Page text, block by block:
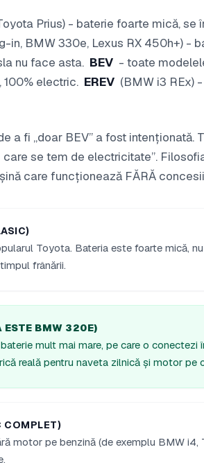
Prius) - baterie foarte mică, se
in, BMW 330e, Lexus RX 450h+) -
nu face asta. BEV - toate
100% electric. EREV (BMW i3 REx)
a fi „doar BEV” a fost intenționată.
se tem de electricitate”.
care funcționează FĂRĂ
Toyota. Bateria este foarte mică,
frânării.
ESTE BMW 320E)
mult mai mare, pe care o conectezi
reală pentru naveta zilnică și motor pe
COMPLET)
motor pe benzină (de exemplu BMW i4,